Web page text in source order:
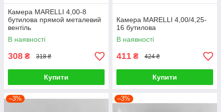
Камера MARELLI 4,00-8
бутилова прямой металевий
вентіль
В наявності
308 ₴ 318 ₴
Купити
Камера MARELLI 4,00/4,25-
16 бутилова
В наявності
411 ₴ 424 ₴
Купити
–3% –3%